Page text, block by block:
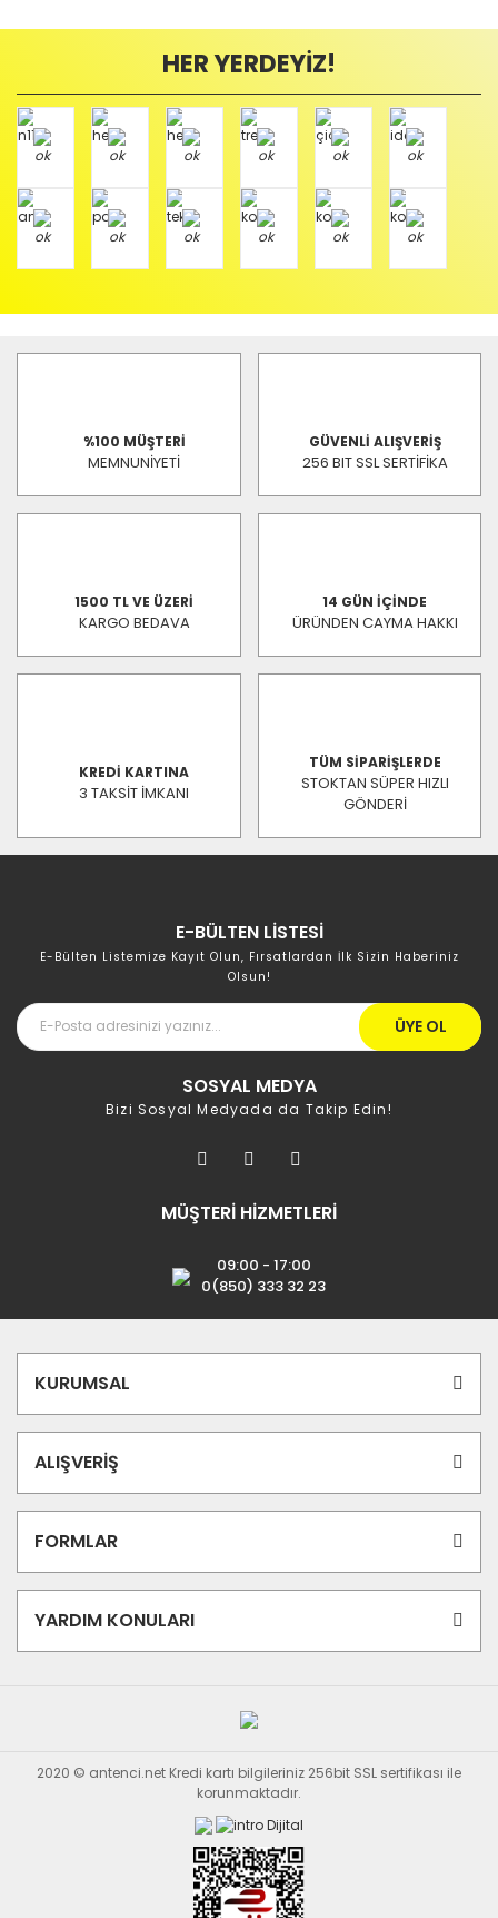
HER YERDEYİZ!
%100 MÜŞTERİ
MEMNUNİYETİ
GÜVENLİ ALIŞVERİŞ
256 BIT SSL SERTİFİKA
1500 TL VE ÜZERİ
KARGO BEDAVA
14 GÜN İÇİNDE
ÜRÜNDEN CAYMA HAKKI
KREDİ KARTINA
3 TAKSİT İMKANI
TÜM SİPARİŞLERDE
STOKTAN SÜPER HIZLI
GÖNDERİ
E-BÜLTEN LİSTESİ
E-Bülten Listemize Kayıt Olun, Fırsatlardan İlk Sizin Haberiniz
Olsun!
ÜYE OL
SOSYAL MEDYA
Bizi Sosyal Medyada da Takip Edin!
MÜŞTERİ HİZMETLERİ
09:00 - 17:00
0(850) 333 32 23
KURUMSAL
ALIŞVERİŞ
FORMLAR
YARDIM KONULARI
2020 © antenci.net Kredi kartı bilgileriniz 256bit SSL sertifikası ile
korunmaktadır.